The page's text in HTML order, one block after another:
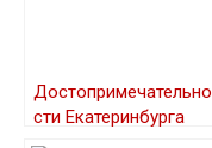
Достопримечательно
сти Екатеринбурга